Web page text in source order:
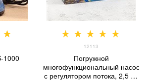
1000
12113
Погружной
многофункциональный насос
с регулятором потока, 2,5 Вт